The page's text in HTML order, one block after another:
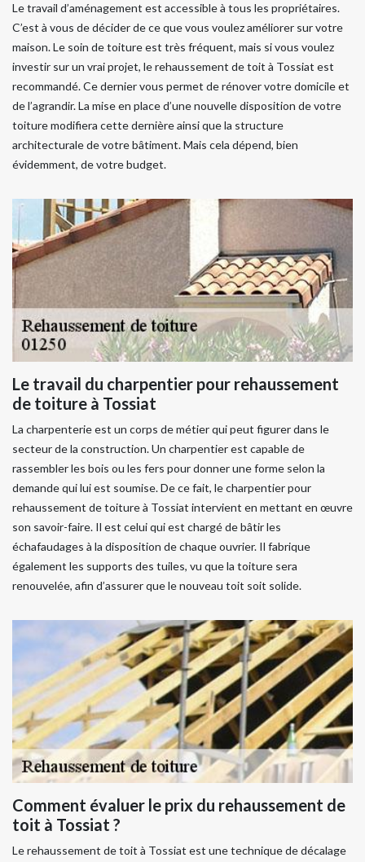
Le travail d’aménagement est accessible à tous les propriétaires.
C’est à vous de décider de ce que vous voulez améliorer sur votre
maison. Le soin de toiture est très fréquent, mais si vous voulez
investir sur un vrai projet, le rehaussement de toit à Tossiat est
recommandé. Ce dernier vous permet de rénover votre domicile et
de l’agrandir. La mise en place d’une nouvelle disposition de votre
toiture modifiera cette dernière ainsi que la structure
architecturale de votre bâtiment. Mais cela dépend, bien
évidemment, de votre budget.
Le travail du charpentier pour rehaussement
de toiture à Tossiat
La charpenterie est un corps de métier qui peut figurer dans le
secteur de la construction. Un charpentier est capable de
rassembler les bois ou les fers pour donner une forme selon la
demande qui lui est soumise. De ce fait, le charpentier pour
rehaussement de toiture à Tossiat intervient en mettant en œuvre
son savoir-faire. Il est celui qui est chargé de bâtir les
échafaudages à la disposition de chaque ouvrier. Il fabrique
également les supports des tuiles, vu que la toiture sera
renouvelée, afin d’assurer que le nouveau toit soit solide.
Comment évaluer le prix du rehaussement de
toit à Tossiat ?
Le rehaussement de toit à Tossiat est une technique de décalage